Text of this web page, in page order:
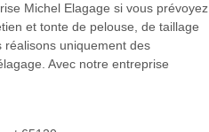
Michel Elagage si vous prévoyez
et tonte de pelouse, de taillage
réalisons uniquement des
Avec notre entreprise